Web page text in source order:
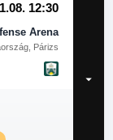
12:30
Arena
Párizs